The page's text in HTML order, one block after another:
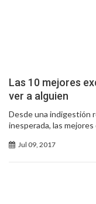
Las 10 mejores
ver a alguien
Desde una indigestión
inesperada, las mejores
Jul 09, 2017